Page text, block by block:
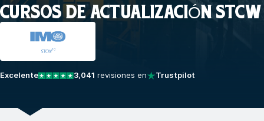
CURSOS DE ACTUALIZACIÓN STCW
Excelente 3,041 revisiones en Trustpilot